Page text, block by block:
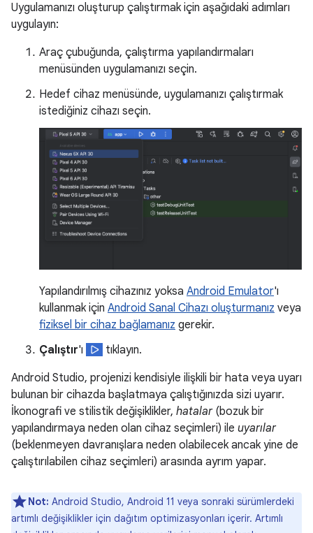
Uygulamanızı oluşturup çalıştırmak için aşağıdaki adımları
uygulayın:
Araç çubuğunda, çalıştırma yapılandırmaları
menüsünden uygulamanızı seçin.
Hedef cihaz menüsünde, uygulamanızı çalıştırmak
istediğiniz cihazı seçin.
Yapılandırılmış cihazınız yoksa Android Emulator'ı
kullanmak için Android Sanal Cihazı oluşturmanız veya
fiziksel bir cihaz bağlamanız gerekir.
Çalıştır'ı
tıklayın.
Android Studio, projenizi kendisiyle ilişkili bir hata veya uyarı
bulunan bir cihazda başlatmaya çalıştığınızda sizi uyarır.
İkonografi ve stilistik değişiklikler, hatalar(bozuk bir
yapılandırmaya neden olan cihaz seçimleri) ile uyarılar
(beklenmeyen davranışlara neden olabilecek ancak yine de
çalıştırılabilen cihaz seçimleri) arasında ayrım yapar.
Not: Android Studio, Android 11 veya sonraki sürümlerdeki
artımlı değişiklikler için dağıtım optimizasyonları içerir. Artımlı